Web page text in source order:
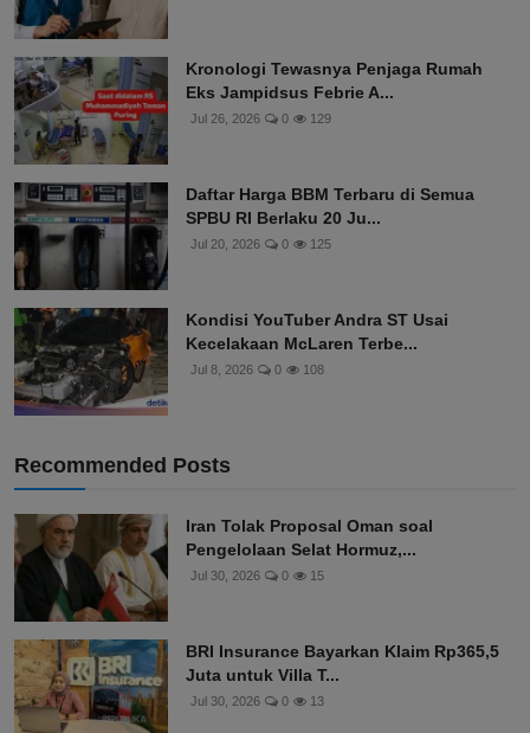
Kronologi Tewasnya Penjaga Rumah
Eks Jampidsus Febrie A...
Jul 26, 2026 0 129
Daftar Harga BBM Terbaru di Semua
SPBU RI Berlaku 20 Ju...
Jul 20, 2026 0 125
Kondisi YouTuber Andra ST Usai
Kecelakaan McLaren Terbe...
Jul 8, 2026 0 108
Recommended Posts
Iran Tolak Proposal Oman soal
Pengelolaan Selat Hormuz,...
Jul 30, 2026 0 15
BRI Insurance Bayarkan Klaim Rp365,5
Juta untuk Villa T...
Jul 30, 2026 0 13